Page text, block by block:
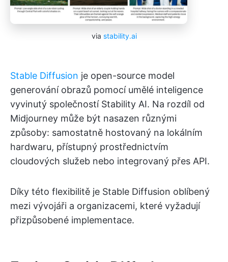
via stability.ai
Stable Diffusion je open-source model
generování obrazů pomocí umělé inteligence
vyvinutý společností Stability AI. Na rozdíl od
Midjourney může být nasazen různými
způsoby: samostatně hostovaný na lokálním
hardwaru, přístupný prostřednictvím
cloudových služeb nebo integrovaný přes API.
Díky této flexibilitě je Stable Diffusion oblíbený
mezi vývojáři a organizacemi, které vyžadují
přizpůsobené implementace.